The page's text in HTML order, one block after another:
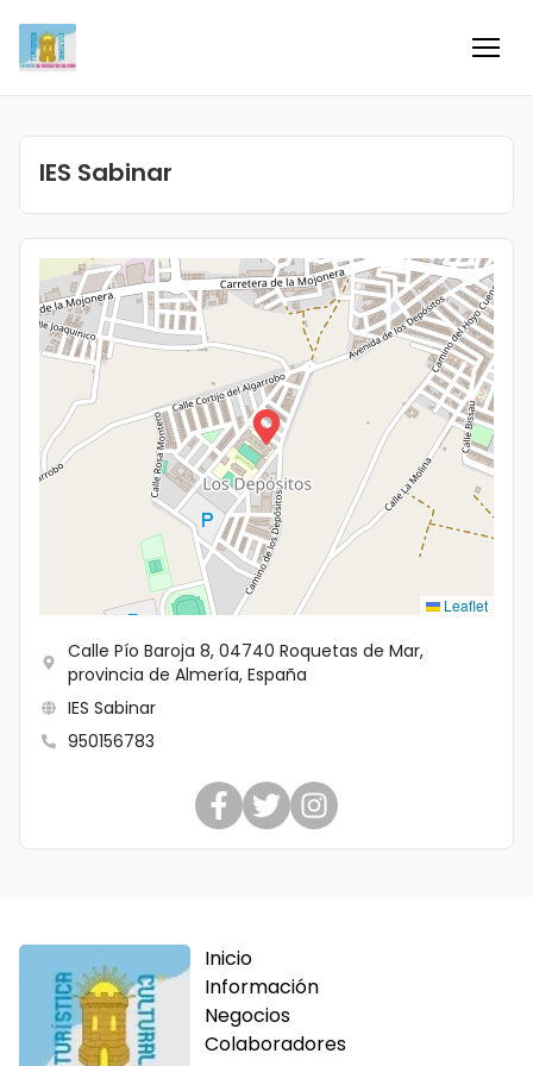
Información
Negocios
Colaboradores
Eventos
Ofertas e ideas para disfrutar
IES Sabinar
Leaflet
Calle Pío Baroja 8, 04740 Roquetas de Mar,
provincia de Almería, España
IES Sabinar
950156783
Inicio
Información
Negocios
Colaboradores